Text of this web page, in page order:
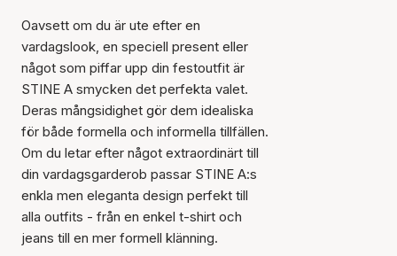
Oavsett om du är ute efter en
vardagslook, en speciell present eller
något som piffar upp din festoutfit är
STINE A smycken det perfekta valet.
Deras mångsidighet gör dem idealiska
för både formella och informella tillfällen.
Om du letar efter något extraordinärt till
din vardagsgarderob passar STINE A:s
enkla men eleganta design perfekt till
alla outfits - från en enkel t-shirt och
jeans till en mer formell klänning.